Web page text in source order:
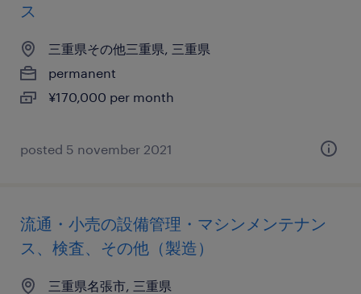
ス
三重県その他三重県, 三重県
permanent
¥170,000 per month
posted 5 november 2021
流通・小売の設備管理・マシンメンテナン
ス、検査、その他（製造）
三重県名張市, 三重県